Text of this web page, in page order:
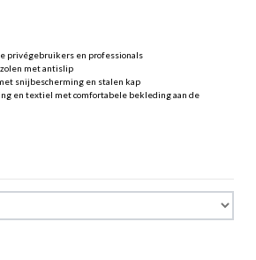
privégebruikers en professionals
met antislip
snijbescherming en stalen kap
en textiel met comfortabele bekleding aan de